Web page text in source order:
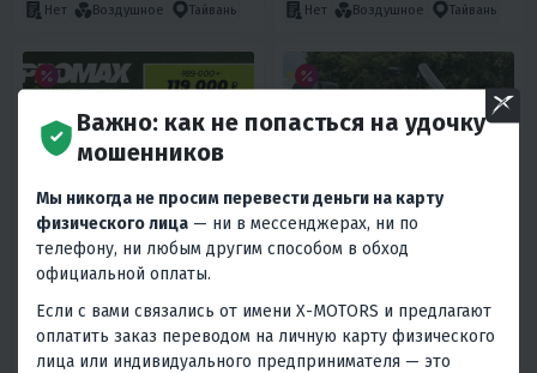
Нет
Воздушное Тайвань
Нет
Воздушное Тайвань
20
КВАДРОЦИКЛ PROMAX
МАЙНКРАФТ KIDS 125
119 000 ₽189 000 ₽-37%
4 960 ₽ 5 120 ₽
169 800 ₽239 000 ₽-29%
7 910 ₽ 8 180 ₽
Важно: как не попасться на удочку
мошенников
Мы никогда не просим перевести деньги на карту
физического лица — ни в мессенджерах, ни по
телефону, ни любым другим способом в обход
официальной оплаты.
Если с вами связались от имени X-MOTORS и предлагают
оплатить заказ переводом на личную карту физического
лица или индивидуального предпринимателя — это